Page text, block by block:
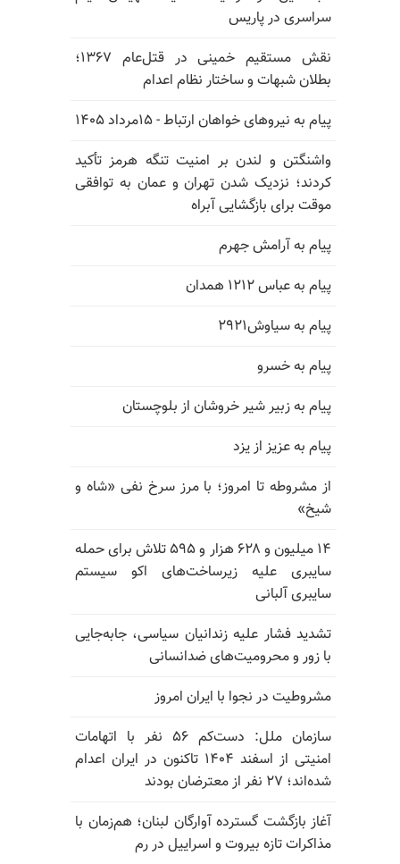
سراسری در پاریس
نقش مستقیم خمینی در قتل‌عام ۱۳۶۷؛
بطلان شبهات و ساختار نظام اعدام
پیام به نیروهای خواهان ارتباط - ۱۵مرداد ۱۴۰۵
واشنگتن و لندن بر امنیت تنگه هرمز تأکید
کردند؛ نزدیک شدن تهران و عمان به توافقی
موقت برای بازگشایی آبراه
پیام به آرامش جهرم
پیام به عباس ۱۲۱۲ همدان
پیام به سیاوش۲۹۲۱
پیام به خسرو
پیام به زبیر شیر خروشان از بلوچستان
پیام به عزیز از یزد
از مشروطه تا امروز؛ با مرز سرخ نفی «شاه و
شیخ»
۱۴ میلیون و ۶۲۸ هزار و ۵۹۵ تلاش برای حمله
سایبری علیه زیرساخت‌های اکو سیستم
سایبری آلبانی
تشدید فشار علیه زندانیان سیاسی، جابه‌جایی
با زور و محرومیت‌های ضدانسانی
مشروطیت در نجوا با ایران امروز
سازمان ملل: دست‌کم ۵۶ نفر با اتهامات
امنیتی از اسفند ۱۴۰۴ تاکنون در ایران اعدام
شده‌اند؛ ۲۷ نفر از معترضان بودند
آغاز بازگشت گسترده آوارگان لبنان؛ هم‌زمان با
مذاکرات تازه بیروت و اسراییل در رم